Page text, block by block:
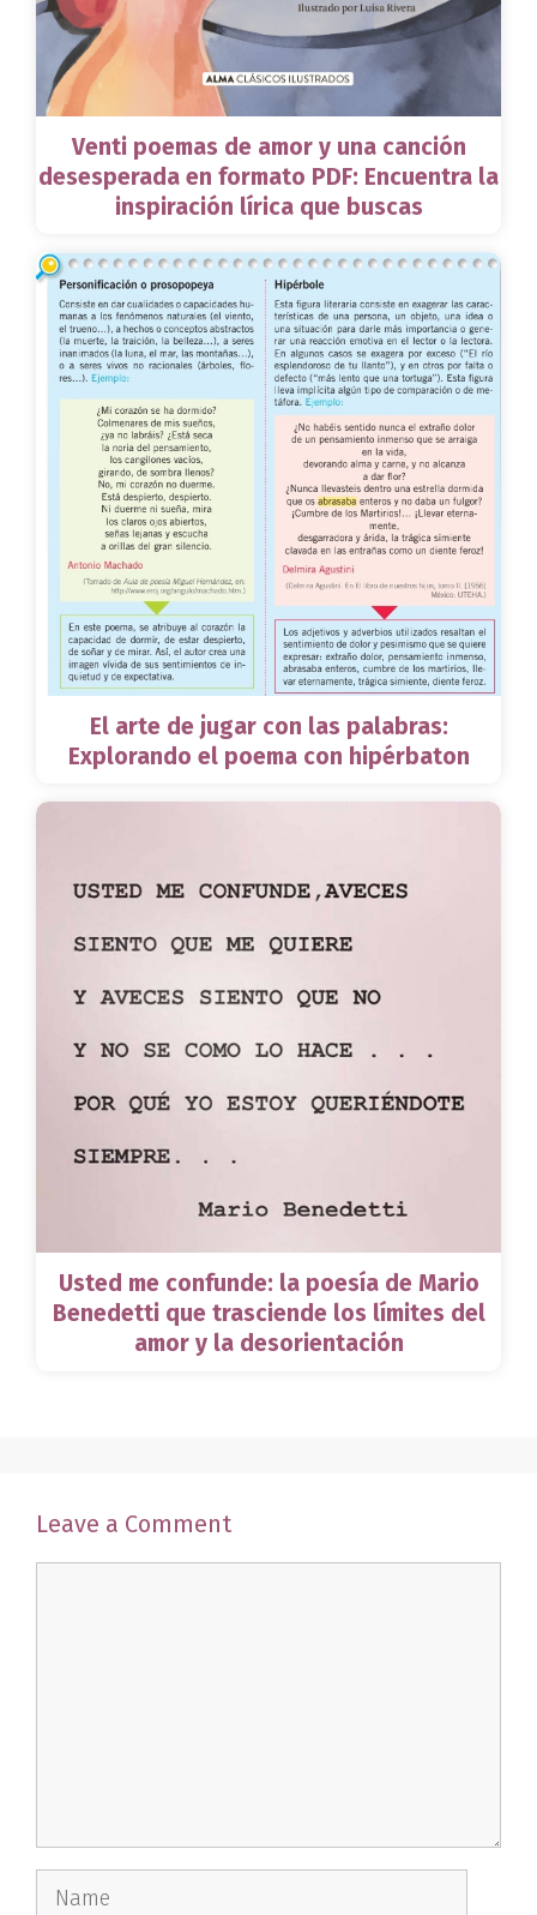
Venti poemas de amor y una canción
desesperada en formato PDF: Encuentra la
inspiración lírica que buscas
El arte de jugar con las palabras:
Explorando el poema con hipérbaton
Usted me confunde: la poesía de Mario
Benedetti que trasciende los límites del
amor y la desorientación
Leave a Comment
Name